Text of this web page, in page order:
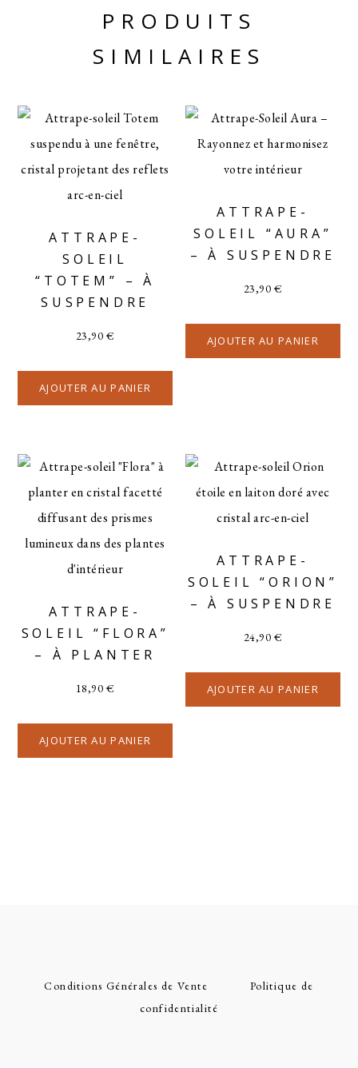
PRODUITS
SIMILAIRES
ATTRAPE-
SOLEIL
“TOTEM” – À
SUSPENDRE
23,90€
AJOUTER AU PANIER
ATTRAPE-
SOLEIL “AURA”
– À SUSPENDRE
23,90€
AJOUTER AU PANIER
ATTRAPE-
SOLEIL “FLORA”
– À PLANTER
18,90€
AJOUTER AU PANIER
ATTRAPE-
SOLEIL “ORION”
– À SUSPENDRE
24,90€
AJOUTER AU PANIER
Conditions Générales de Vente
Politique de
confidentialité